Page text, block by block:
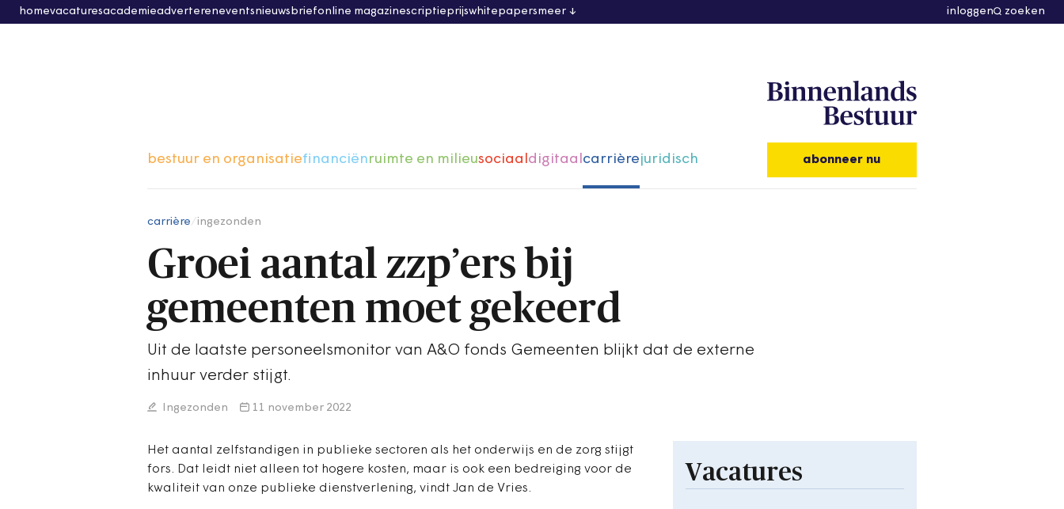
homevacaturesacademieadvertereneventsnieuwsbriefonline magazinescriptieprijswhitepapersmeer inloggen zoeken
bestuur en organisatiefinanciënruimte en milieusociaaldigitaalcarrièrejuridisch abonneer nu
carrière ingezonden
Groei aantal zzp’ers bij
gemeenten moet gekeerd
Uit de laatste personeelsmonitor van A&O fonds Gemeenten blijkt dat de externe
inhuur verder stijgt.
Ingezonden 11 november 2022
Het aantal zelfstandigen in publieke sectoren als het onderwijs en de zorg stijgt
fors. Dat leidt niet alleen tot hogere kosten, maar is ook een bedreiging voor de
kwaliteit van onze publieke dienstverlening, vindt Jan de Vries.
Vacatures